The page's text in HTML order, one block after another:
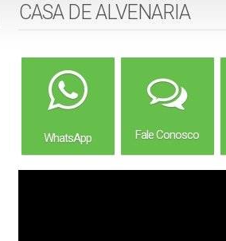
CASA DE ALVENARIA
WhatsApp Fale Conosco